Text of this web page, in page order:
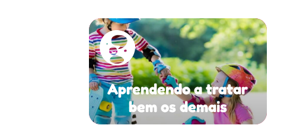
Aprendendo a tratar
bem os demais